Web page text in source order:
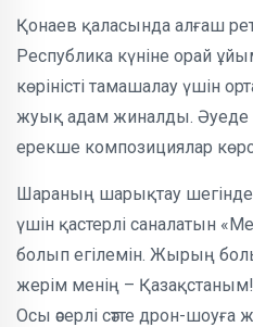
Қонаев қаласында алғаш
Республика күніне орай
көріністі тамашалау үшін
жуық адам жиналды. Әуеде
ерекше композициялар
Шараның шарықтау шегінде
үшін қастерлі саналатын
болып егілемін. Жырың
жерім менің –
Осы әсерлі сәтте дрон-